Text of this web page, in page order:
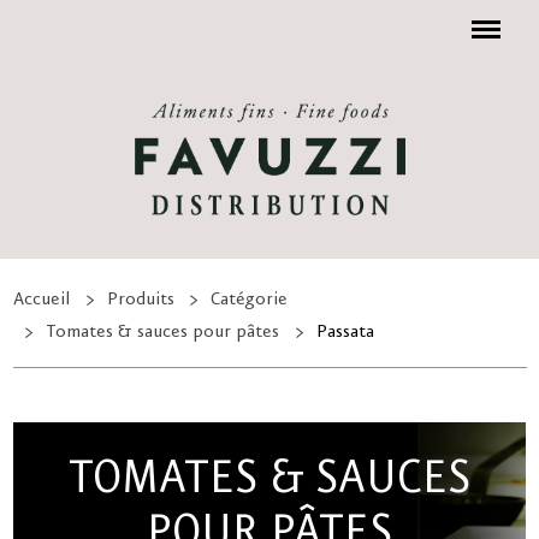
Menu
Accueil Produits
Catégorie
Tomates & sauces pour pâtes
Passata
TOMATES & SAUCES